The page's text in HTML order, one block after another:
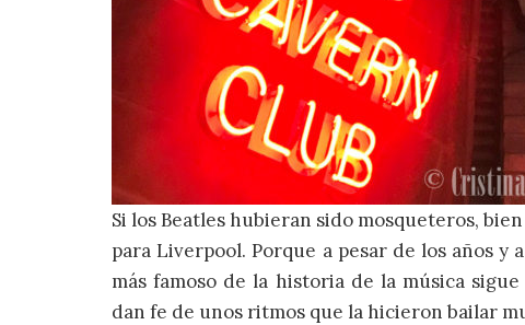
Si los Beatles hubieran sido mosqueteros,
para Liverpool. Porque a pesar de los años
más famoso de la historia de la música
dan fe de unos ritmos que la hicieron bailar